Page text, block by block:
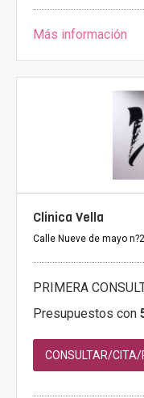
Más información
Clinica Vella
Calle Nueve de mayo
PRIMERA
Presupuestos con
CONSULTAR/CITA/